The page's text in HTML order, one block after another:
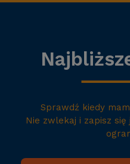
Sprawdź kiedy
Nie zwlekaj i zapisz się